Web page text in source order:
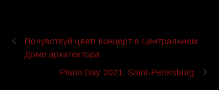
Почувствуй цвет! Концерт в Центральном
Доме архитектора
Piano Day 2021. Saint-Petersburg